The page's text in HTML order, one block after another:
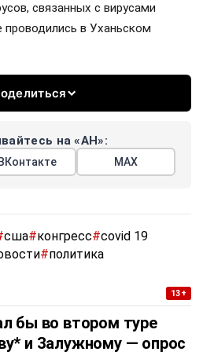
связанных с вирусами
в Уханьском
на «АН»:
ВКонтакте МАХ
сша#конгресс#covid 19
#политика
13+
бы во втором туре
и Залужному — опрос